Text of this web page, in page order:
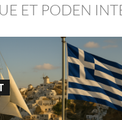
ET PODEN